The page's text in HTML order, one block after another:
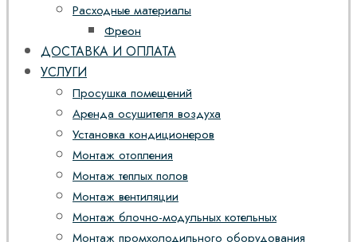
Расходные материалы
Фреон
ДОСТАВКА И ОПЛАТА
УСЛУГИ
Просушка помещений
Аренда осушителя воздуха
Установка кондиционеров
Монтаж отопления
Монтаж теплых полов
Монтаж вентиляции
Монтаж блочно-модульных котельных
Монтаж промхолодильного оборудования